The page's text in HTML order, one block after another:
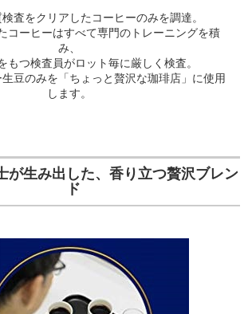
査をクリアしたコーヒーのみを調達。
コーヒーはすべて専門のトレーニングを積
み、
もつ検査員がロット毎に厳しく検査。
豆のみを「ちょっと贅沢な珈琲店」に使用
します。
が生み出した、香り立つ贅沢ブレン
ド